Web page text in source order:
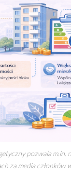
pozwala m.in.
za media członków